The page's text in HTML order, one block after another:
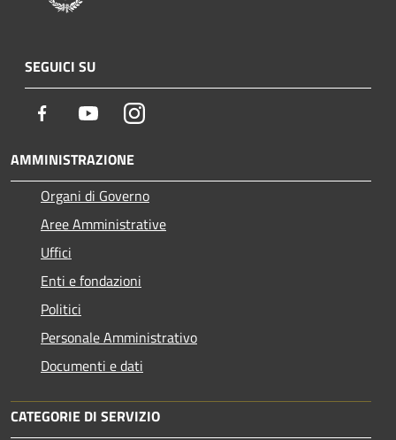
SEGUICI SU
Facebook YoutubeInstagram
AMMINISTRAZIONE
Organi di Governo
Aree Amministrative
Uffici
Enti e fondazioni
Politici
Personale Amministrativo
Documenti e dati
CATEGORIE DI SERVIZIO